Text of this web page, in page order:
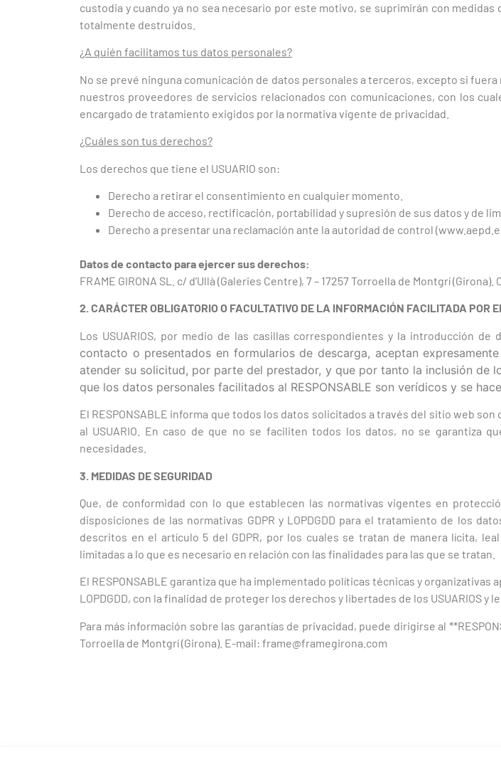
custodia y cuando ya no sea necesario por este motivo, se suprimirán con
totalmente destruidos.
¿A quién facilitamos tus datos personales?
No se prevé ninguna comunicación de datos personales a terceros, excepto si
nuestros proveedores de servicios relacionados con comunicaciones, con los
encargado de tratamiento exigidos por la normativa vigente de privacidad.
¿Cuáles son tus derechos?
Los derechos que tiene el USUARIO son:
Derecho a retirar el consentimiento en cualquier momento.
Derecho de acceso, rectificación, portabilidad y supresión de sus datos y de
Derecho a presentar una reclamación ante la autoridad de control
Datos de contacto para ejercer sus derechos:
FRAME GIRONA SL. c/ d’Ullà (Galeries Centre), 7 – 17257 Torroella de Montgrí
2. CARÁCTER OBLIGATORIO O FACULTATIVO DE LA INFORMACIÓN FACILITADA POR
Los USUARIOS, por medio de las casillas correspondientes y la introducción
contacto o presentados en formularios de descarga, aceptan
atender su solicitud, por parte del prestador, y que por tanto la inclusión de
que los datos personales facilitados al RESPONSABLE son verídicos y se
El RESPONSABLE informa que todos los datos solicitados a través del sitio web
al USUARIO. En caso de que no se faciliten todos los datos, no se garantiza
necesidades.
3. MEDIDAS DE SEGURIDAD
Que, de conformidad con lo que establecen las normativas vigentes en
disposiciones de las normativas GDPR y LOPDGDD para el tratamiento de los
descritos en el artículo 5 del GDPR, por los cuales se tratan de manera lícita,
limitadas a lo que es necesario en relación con las finalidades para las que se tratan.
El RESPONSABLE garantiza que ha implementado políticas técnicas y organizativas
LOPDGDD, con la finalidad de proteger los derechos y libertades de los USUARIOS
Para más información sobre las garantías de privacidad, puede dirigirse al
Torroella de Montgrí (Girona). E-mail: frame@framegirona.com